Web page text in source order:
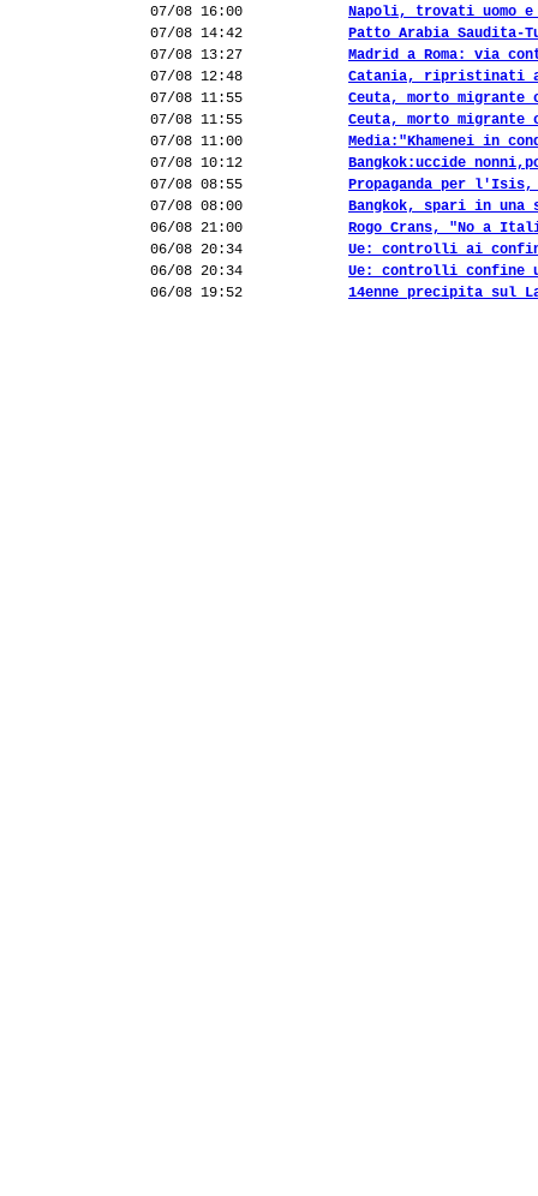
07/08 16:00
Napoli, trovati uomo e
07/08 14:42
Patto Arabia Saudita-
07/08 13:27
Madrid a Roma: via
07/08 12:48
Catania, ripristinati
07/08 11:55
Ceuta, morto migrante
07/08 11:55
Ceuta, morto migrante
07/08 11:00
Media:"Khamenei in
07/08 10:12
Bangkok:uccide
07/08 08:55
Propaganda per l'Isis,
07/08 08:00
Bangkok, spari in
06/08 21:00
Rogo Crans, "No a
06/08 20:34
Ue: controlli ai
06/08 20:34
Ue: controlli confine
06/08 19:52
14enne precipita sul